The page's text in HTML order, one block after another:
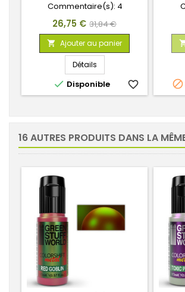
Commentaire(s): 4
Prix
26,75 € Prix
de
base
31,84 €
 Ajouter au panier
Détails
 Disponible favorite_border 
16 AUTRES PRODUITS DANS LA